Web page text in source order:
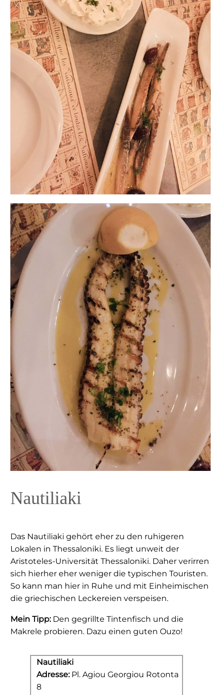
Nautiliaki
Das Nautiliaki gehört eher zu den ruhigeren
Lokalen in Thessaloniki. Es liegt unweit der
Aristoteles-Universität Thessaloniki. Daher verirren
sich hierher eher weniger die typischen Touristen.
So kann man hier in Ruhe und mit Einheimischen
die griechischen Leckereien verspeisen.
Mein Tipp:Den gegrillte Tintenfisch und die
Makrele probieren. Dazu einen guten Ouzo!
Nautiliaki
Adresse:Pl. Agiou Georgiou Rotonta
8